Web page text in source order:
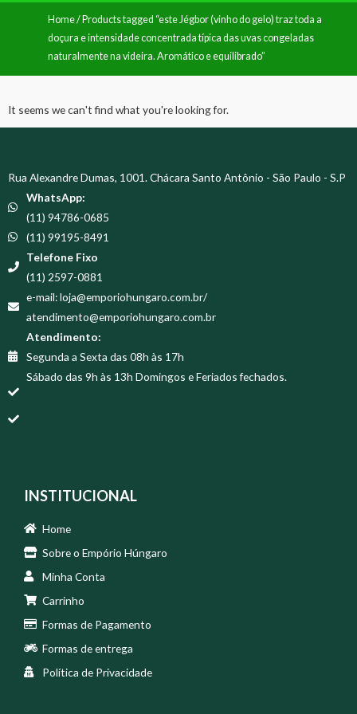
Home/ Products tagged “este Jégbor (vinho do gelo) traz toda a
doçura e intensidade concentrada típica das uvas congeladas
naturalmente na videira. Aromático e equilibrado”
It seems we can't find what you're looking for.
Rua Alexandre Dumas, 1001. Chácara Santo Antônio - São Paulo - S.P
WhatsApp:
(11) 94786-0685
(11) 99195-8491
Telefone Fixo
(11) 2597-0881
e-mail: loja@emporiohungaro.com.br/
atendimento@emporiohungaro.com.br
Atendimento:
Segunda a Sexta das 08h às 17h
Sábado das 9h às 13h Domingos e Feriados fechados.
INSTITUCIONAL
Home
Sobre o Empório Húngaro
Minha Conta
Carrinho
Formas de Pagamento
Formas de entrega
Política de Privacidade